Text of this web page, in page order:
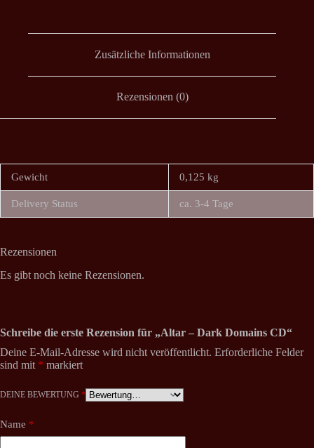
Zusätzliche Informationen
Rezensionen (0)
Gewicht 0,125 kg
Delivery Status ca. 3-4 Tage
Rezensionen
Es gibt noch keine Rezensionen.
Schreibe die erste Rezension für „Altar – Dark Domains CD“
Deine E-Mail-Adresse wird nicht veröffentlicht. Erforderliche Felder
sind mit * markiert
DEINE BEWERTUNG *
Name *